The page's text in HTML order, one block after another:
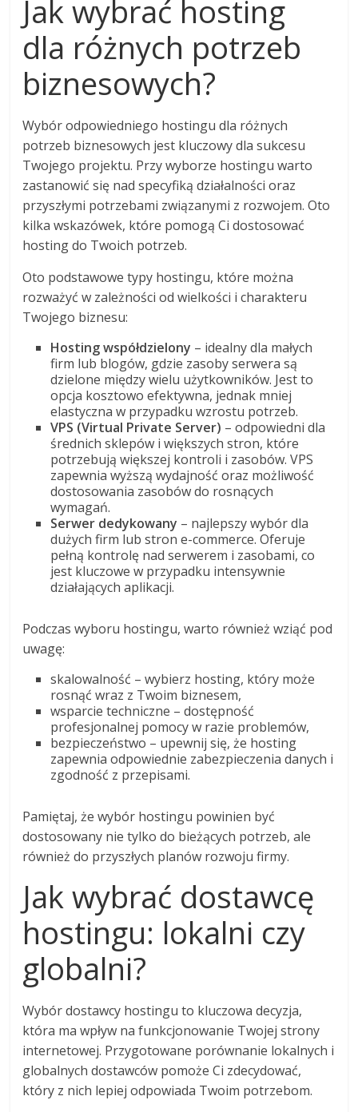
Jak wybrać hosting
dla różnych potrzeb
biznesowych?
Wybór odpowiedniego hostingu dla różnych
potrzeb biznesowych jest kluczowy dla sukcesu
Twojego projektu. Przy wyborze hostingu warto
zastanowić się nad specyfiką działalności oraz
przyszłymi potrzebami związanymi z rozwojem. Oto
kilka wskazówek, które pomogą Ci dostosować
hosting do Twoich potrzeb.
Oto podstawowe typy hostingu, które można
rozważyć w zależności od wielkości i charakteru
Twojego biznesu:
Hosting współdzielony – idealny dla małych
firm lub blogów, gdzie zasoby serwera są
dzielone między wielu użytkowników. Jest to
opcja kosztowo efektywna, jednak mniej
elastyczna w przypadku wzrostu potrzeb.
VPS (Virtual Private Server) – odpowiedni dla
średnich sklepów i większych stron, które
potrzebują większej kontroli i zasobów. VPS
zapewnia wyższą wydajność oraz możliwość
dostosowania zasobów do rosnących
wymagań.
Serwer dedykowany – najlepszy wybór dla
dużych firm lub stron e-commerce. Oferuje
pełną kontrolę nad serwerem i zasobami, co
jest kluczowe w przypadku intensywnie
działających aplikacji.
Podczas wyboru hostingu, warto również wziąć pod
uwagę:
skalowalność – wybierz hosting, który może
rosnąć wraz z Twoim biznesem,
wsparcie techniczne – dostępność
profesjonalnej pomocy w razie problemów,
bezpieczeństwo – upewnij się, że hosting
zapewnia odpowiednie zabezpieczenia danych i
zgodność z przepisami.
Pamiętaj, że wybór hostingu powinien być
dostosowany nie tylko do bieżących potrzeb, ale
również do przyszłych planów rozwoju firmy.
Jak wybrać dostawcę
hostingu: lokalni czy
globalni?
Wybór dostawcy hostingu to kluczowa decyzja,
która ma wpływ na funkcjonowanie Twojej strony
internetowej. Przygotowane porównanie lokalnych i
globalnych dostawców pomoże Ci zdecydować,
który z nich lepiej odpowiada Twoim potrzebom.